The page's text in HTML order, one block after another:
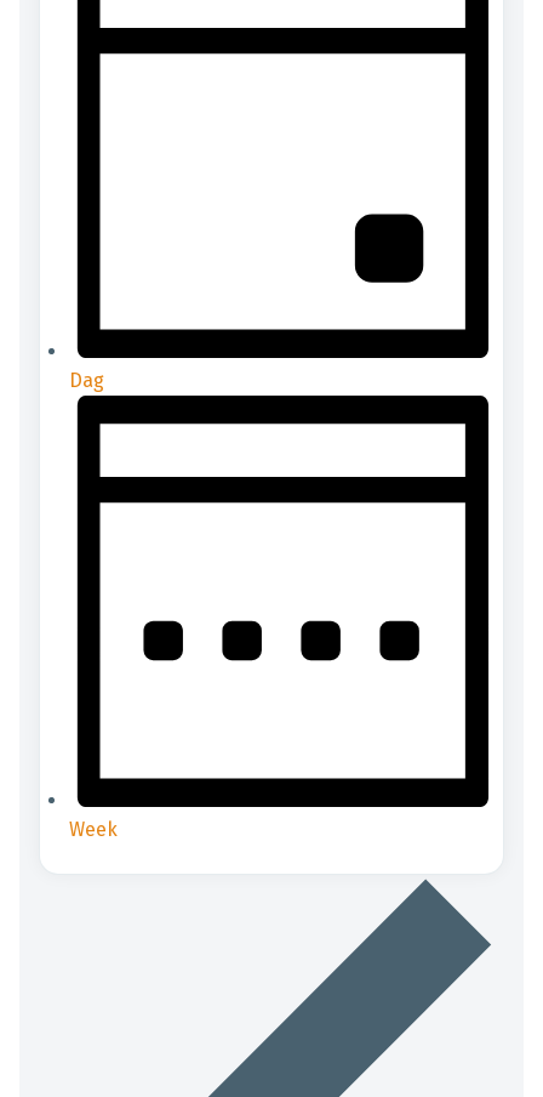
Dag
Week